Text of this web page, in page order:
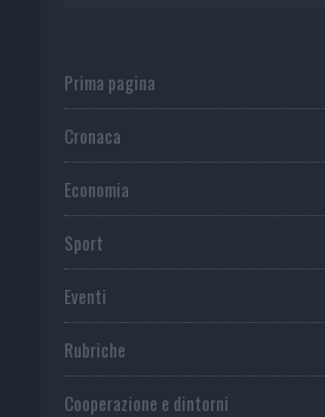
Prima pagina
Cronaca
Economia
Sport
Eventi
Rubriche
Cooperazione e dintorni